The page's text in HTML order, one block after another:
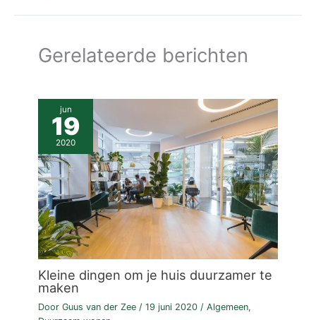
Gerelateerde berichten
jun
19
2020
Kleine dingen om je huis duurzamer te
maken
DoorGuus van der Zee/19 juni 2020/Algemeen,